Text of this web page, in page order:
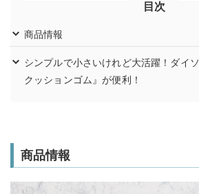
目次
商品情報
シンプルで小さいけれど大活躍！ダイ
クッションゴム』が便利！
商品情報